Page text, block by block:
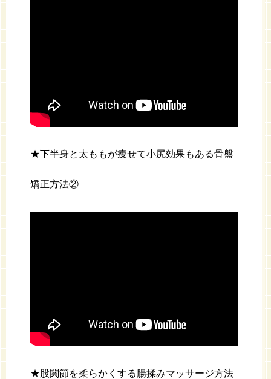
★下半身と太ももが痩せて小尻効果もある骨盤
矯正方法②
★股関節を柔らかくする腸揉みマッサージ方法